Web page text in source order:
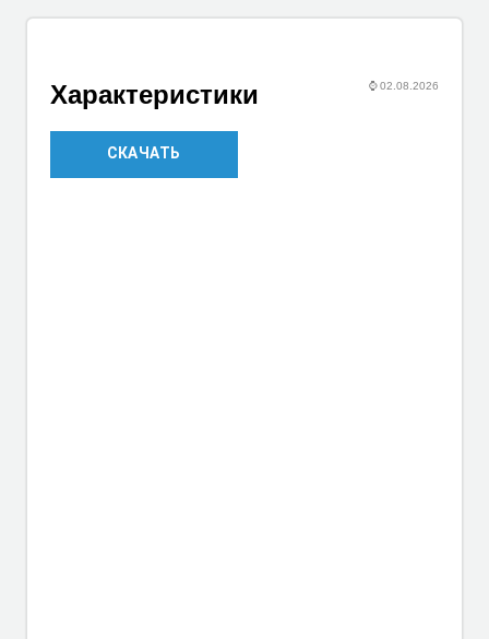
⌚02.08.2026
Характеристики
СКАЧАТЬ